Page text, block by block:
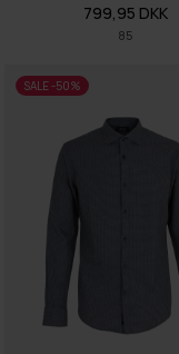
85
799,95 DKK
SALE -50%